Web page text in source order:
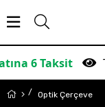
Taksit TÜM
Optik Çerçeve